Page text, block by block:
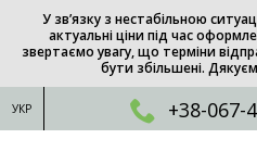
У зв’язку з нестабільною
актуальні ціни під час
звертаємо увагу, що терміни
бути збільшені.
УКР +38-067-